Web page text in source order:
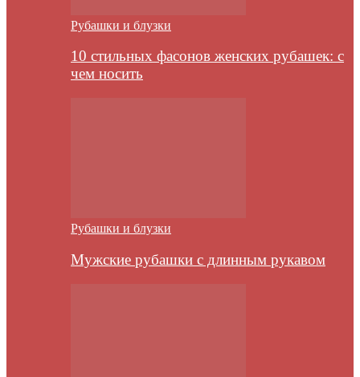
Рубашки и блузки
10 стильных фасонов женских рубашек: с
чем носить
Рубашки и блузки
Мужские рубашки с длинным рукавом